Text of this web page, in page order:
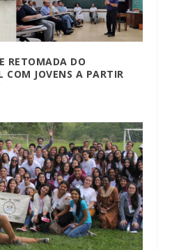
RETOMADA DO
COM JOVENS A PARTIR